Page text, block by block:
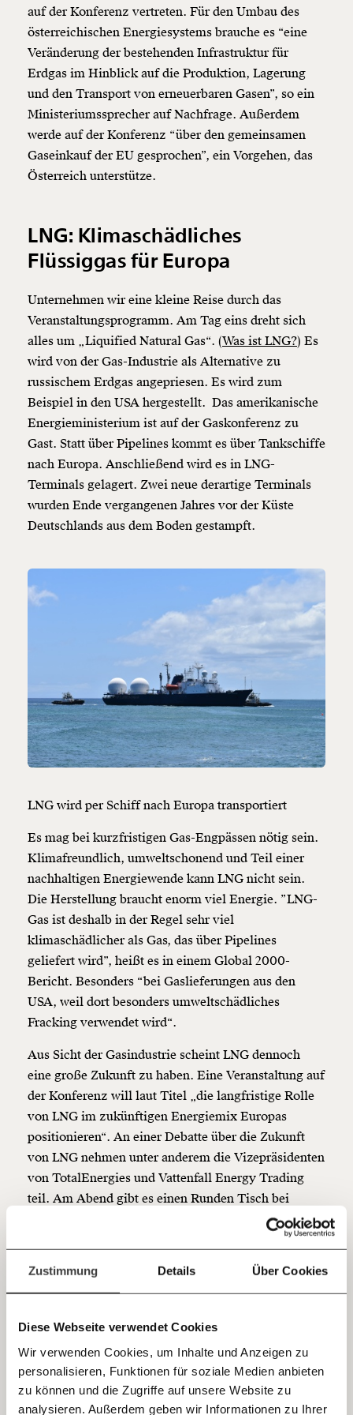
Zustimmung Details Über Cookies
Diese Webseite verwendet Cookies
Wir verwenden Cookies, um Inhalte und Anzeigen zu
personalisieren, Funktionen für soziale Medien anbieten
zu können und die Zugriffe auf unsere Website zu
analysieren. Außerdem geben wir Informationen zu Ihrer
Veränderung
beginnt mit Dir!
unsere Wirtschaft so gestalten, dass sie für alle
funktioniert. Unsere Recherchen sind für alle frei im
Netz. Unabhängig und werbefrei. Und das wird auch
so bleiben. Kämpf’ mit uns für den Fortschritt und
unterstütze uns mit Deinem Mitgliedsbeitrag.
Du überweist lieber direkt?
Hier unsere IBAN: AT34 4300 0498 0007 6017
Kontoinhaber: Momentum Institut - Verein für
sozialen Fortschritt
Jetzt
einfach
teilen.
E-Mail
auf der Konferenz vertreten. Für den Umbau des
österreichischen Energiesystems brauche es “eine
Veränderung der bestehenden Infrastruktur für
Erdgas im Hinblick auf die Produktion, Lagerung
und den Transport von erneuerbaren Gasen”, so ein
Ministeriumssprecher auf Nachfrage. Außerdem
werde auf der Konferenz “über den gemeinsamen
Gaseinkauf der EU gesprochen”, ein Vorgehen, das
Österreich unterstütze.
LNG: Klimaschädliches
Flüssiggas für Europa
Unternehmen wir eine kleine Reise durch das
Veranstaltungsprogramm. Am Tag eins dreht sich
alles um „Liquified Natural Gas“. (Was ist LNG?) Es
wird von der Gas-Industrie als Alternative zu
russischem Erdgas angepriesen. Es wird zum
Beispiel in den USA hergestellt. Das amerikanische
Energieministerium ist auf der Gaskonferenz zu
Gast. Statt über Pipelines kommt es über Tankschiffe
nach Europa. Anschließend wird es in LNG-
Terminals gelagert. Zwei neue derartige Terminals
wurden Ende vergangenen Jahres vor der Küste
Deutschlands aus dem Boden gestampft.
LNG wird per Schiff nach Europa transportiert
Es mag bei kurzfristigen Gas-Engpässen nötig sein.
Klimafreundlich, umweltschonend und Teil einer
nachhaltigen Energiewende kann LNG nicht sein.
Die Herstellung braucht enorm viel Energie. ”LNG-
Gas ist deshalb in der Regel sehr viel
klimaschädlicher als Gas, das über Pipelines
geliefert wird”, heißt es in einem Global 2000-
Bericht. Besonders “bei Gaslieferungen aus den
USA, weil dort besonders umweltschädliches
Fracking verwendet wird“.
Aus Sicht der Gasindustrie scheint LNG dennoch
eine große Zukunft zu haben. Eine Veranstaltung auf
der Konferenz will laut Titel „die langfristige Rolle
von LNG im zukünftigen Energiemix Europas
positionieren“. An einer Debatte über die Zukunft
von LNG nehmen unter anderem die Vizepräsidenten
von TotalEnergies und Vattenfall Energy Trading
teil. Am Abend gibt es einen Runden Tisch bei
Champagner. Dort sollen die Teilnehmer:innen sich
Neue Infrastruktur für Erdgas?
Zukunft des Erdgases in Europa und seiner
Infrastruktur. Matthew Baldwin, der für
Energiefragen zuständige stellvertretende